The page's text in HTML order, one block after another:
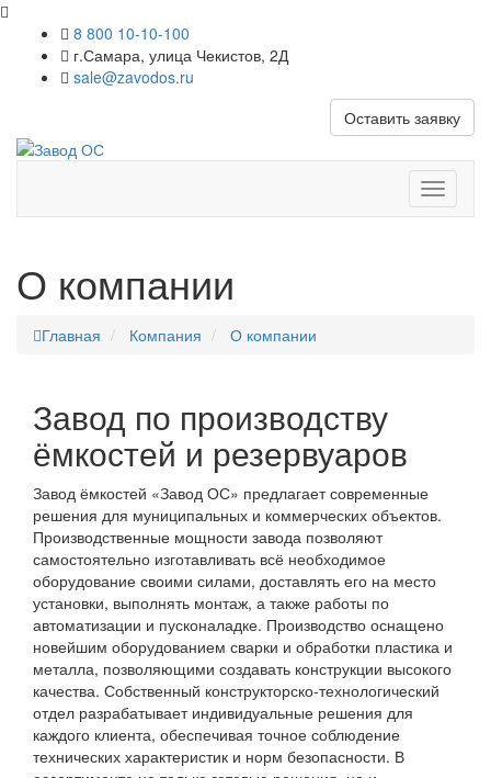
8 800 10-10-100
г.Самара, улица Чекистов, 2Д
sale@zavodos.ru
Оставить заявку
меню
О компании
Главная Компания О компании
Завод по производству
ёмкостей и резервуаров
Завод ёмкостей «Завод ОС» предлагает современные
решения для муниципальных и коммерческих объектов.
Производственные мощности завода позволяют
самостоятельно изготавливать всё необходимое
оборудование своими силами, доставлять его на место
установки, выполнять монтаж, а также работы по
автоматизации и пусконаладке. Производство оснащено
новейшим оборудованием сварки и обработки пластика и
металла, позволяющими создавать конструкции высокого
качества. Собственный конструкторско-технологический
отдел разрабатывает индивидуальные решения для
каждого клиента, обеспечивая точное соблюдение
технических характеристик и норм безопасности. В